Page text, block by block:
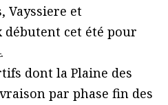
Vayssiere et
débutent cet été pour
dont la Plaine des
par phase fin des